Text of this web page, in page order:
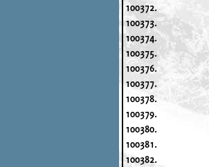
100372.
100373.
100374.
100375.
100376.
100377.
100378.
100379.
100380.
100381.
100382.